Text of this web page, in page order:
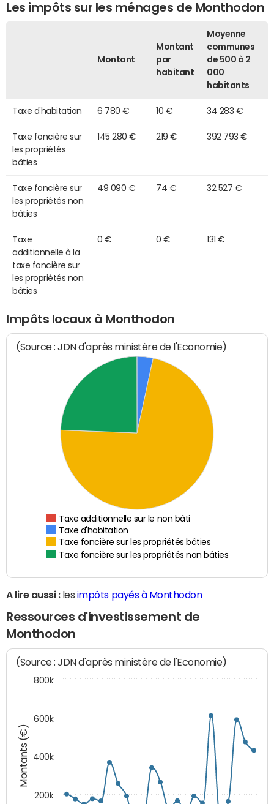
Les impôts sur les ménages de Monthodon
Montant
Montant
par
habitant
Moyenne
communes
de 500 à 2
000
habitants
Taxe d'habitation 6 780 € 10 € 34 283 €
Taxe foncière sur
les propriétés
bâties
145 280 € 219 € 392 793 €
Taxe foncière sur
les propriétés non
bâties
49 090 € 74 € 32 527 €
Taxe
additionnelle à la
taxe foncière sur
les propriétés non
bâties
0 € 0 € 131 €
Impôts locaux à Monthodon
(Source : JDN d'après ministère de l'Economie)
Taxe additionnelle sur le non bâti
Taxe d'habitation
Taxe foncière sur les propriétés bâties
Taxe foncière sur les propriétés non bâties
A lire aussi :les impôts payés à Monthodon
Ressources d'investissement de
Monthodon
Montants (€)
(Source : JDN d'après ministère de l'Economie)
200k
400k
600k
800k